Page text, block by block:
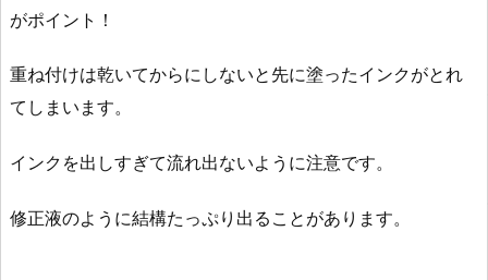
がポイント！
重ね付けは乾いてからにしないと先に塗ったインクがとれ
てしまいます。
インクを出しすぎて流れ出ないように注意です。
修正液のように結構たっぷり出ることがあります。